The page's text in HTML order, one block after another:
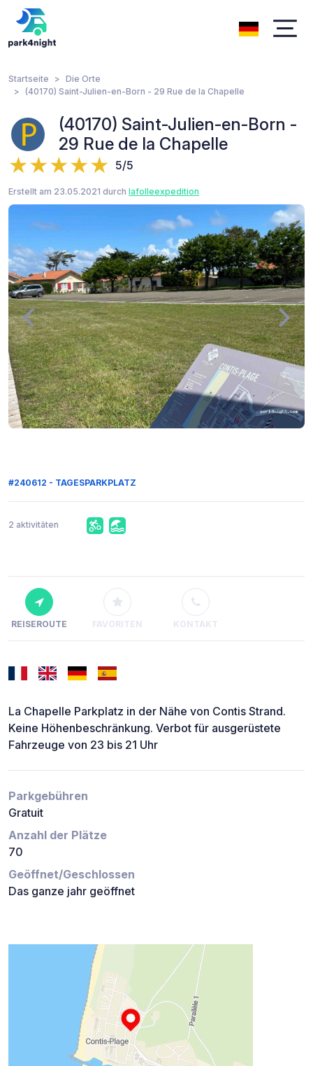
Startseite
Die Orte
(40170) Saint-Julien-en-Born - 29 Rue de la Chapelle
(40170) Saint-Julien-en-Born -
29 Rue de la Chapelle
5/5
Erstellt am 23.05.2021 durch lafolleexpedition
#240612 - TAGESPARKPLATZ
2 aktivitäten
REISEROUTE FAVORITEN KONTAKT
La Chapelle Parkplatz in der Nähe von Contis Strand.
Keine Höhenbeschränkung. Verbot für ausgerüstete
Fahrzeuge von 23 bis 21 Uhr
Parkgebühren
Gratuit
Anzahl der Plätze
70
Geöffnet/Geschlossen
Das ganze jahr geöffnet